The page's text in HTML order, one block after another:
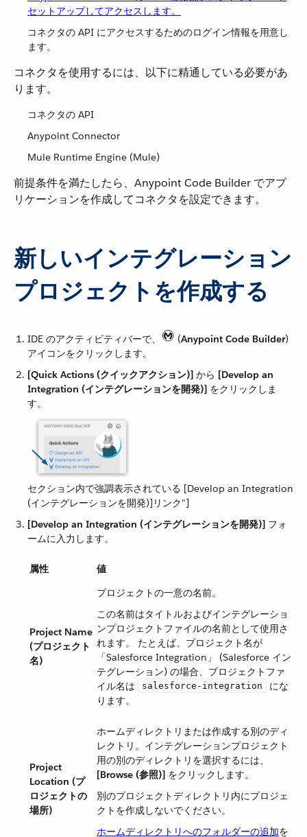
セットアップしてアクセスします。
コネクタの API にアクセスするためのログイン情報を用意し
ます。
コネクタを使用するには、以下に精通している必要があ
ります。
コネクタの API
Anypoint Connector
Mule Runtime Engine (Mule)
前提条件を満たしたら、Anypoint Code Builder でアプ
リケーションを作成してコネクタを設定できます。
新しいインテグレーション
プロジェクトを作成する
IDE のアクティビティバーで、​ ​ (​Anypoint Code Builder​)
アイコンをクリックします。
[Quick Actions (クイックアクション)] ​ から ​ [Develop an
Integration (インテグレーションを開発)] ​ をクリックしま
す。
セクション内で強調表示されている [Develop an Integration
(インテグレーションを開発)]リンク"]
[Develop an Integration (インテグレーションを開発)] ​ フォ
ームに入力します。
属性 値
Project Name
(プロジェクト
名)
プロジェクトの一意の名前。
この名前はタイトルおよびインテグレーショ
ンプロジェクトファイルの名前として使用さ
れます。 たとえば、プロジェクト名が
「Salesforce Integration」 (Salesforce イン
テグレーション) の場合、プロジェクトファ
イル名は ​
salesforce-integration
​ にな
ります。
Project
Location (プ
ロジェクトの
場所)
ホームディレクトリまたは作成する別のディ
レクトリ。インテグレーションプロジェクト
用の別のディレクトリを選択するには、​
[Browse (参照)] ​ をクリックします。
別のプロジェクトディレクトリ内にプロジェ
クトを作成しないでください。
ホームディレクトリへのフォルダーの追加を